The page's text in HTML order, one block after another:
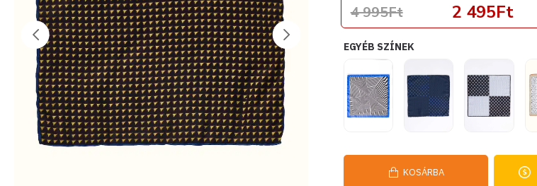
2 495Ft
4 995Ft
KOSÁRBA
EGYÉB SZÍNEK